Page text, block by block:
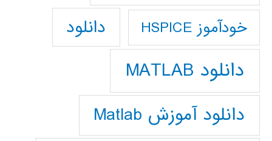
خودآموز HSPICE دانلود
دانلود MATLAB
دانلود آموزش Matlab